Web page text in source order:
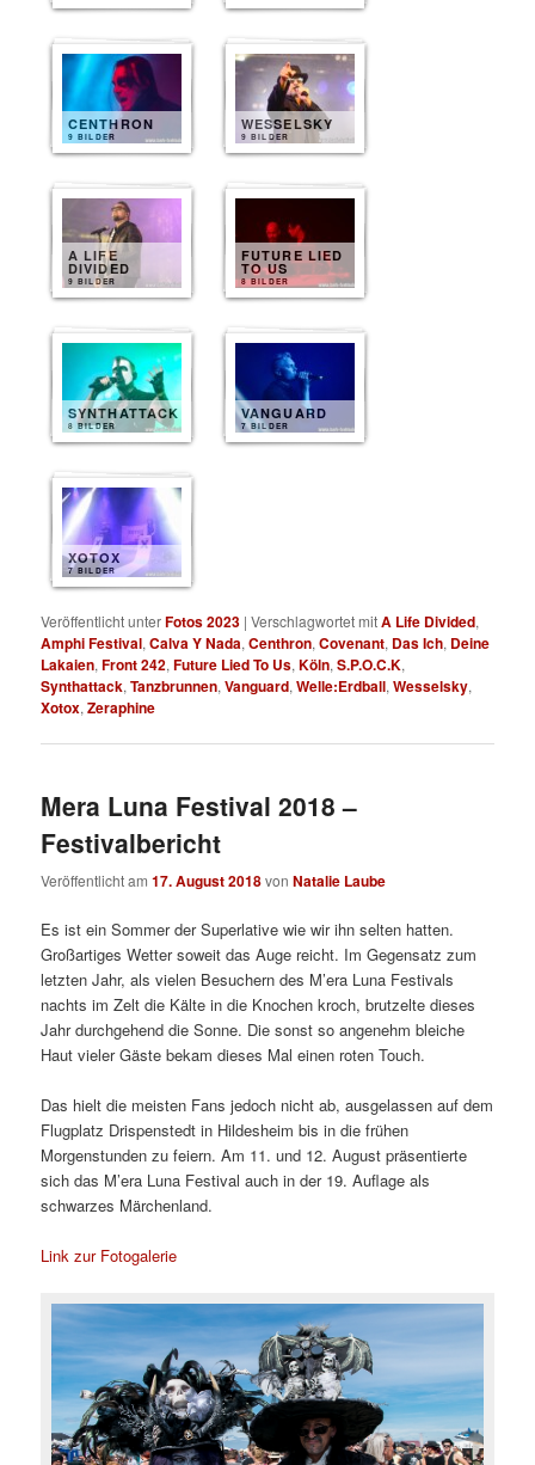
CENTHRON
9 BILDER
WESSELSKY
9 BILDER
A LIFE
DIVIDED
9 BILDER
FUTURE LIED
TO US
8 BILDER
SYNTHATTACK
8 BILDER
VANGUARD
7 BILDER
XOTOX
7 BILDER
Veröffentlicht unterFotos 2023 |Verschlagwortet mitA Life Divided,
Amphi Festival,Calva Y Nada,Centhron,Covenant, Das Ich, Deine
Lakaien,Front 242,Future Lied To Us,Köln,S.P.O.C.K,
Synthattack,Tanzbrunnen,Vanguard,Welle:Erdball,Wesselsky,
Xotox,Zeraphine
Mera Luna Festival 2018 –
Festivalbericht
Veröffentlicht am17. August 2018vonNatalie Laube
Es ist ein Sommer der Superlative wie wir ihn selten hatten.
Großartiges Wetter soweit das Auge reicht. Im Gegensatz zum
letzten Jahr, als vielen Besuchern des M’era Luna Festivals
nachts im Zelt die Kälte in die Knochen kroch, brutzelte dieses
Jahr durchgehend die Sonne. Die sonst so angenehm bleiche
Haut vieler Gäste bekam dieses Mal einen roten Touch.
Das hielt die meisten Fans jedoch nicht ab, ausgelassen auf dem
Flugplatz Drispenstedt in Hildesheim bis in die frühen
Morgenstunden zu feiern. Am 11. und 12. August präsentierte
sich das M’era Luna Festival auch in der 19. Auflage als
schwarzes Märchenland.
Link zur Fotogalerie